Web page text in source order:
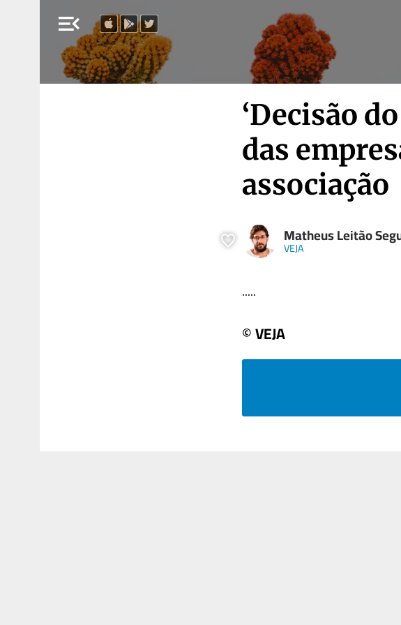
menu_open
‘Decisão
das
associação
Matheus Leitão
VEJA
.....
© VEJA